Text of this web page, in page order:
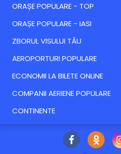
ORAȘE POPULARE - TOP
ORAȘE POPULARE - IASI
ZBORUL VISULUI TĂU
AEROPORTURI POPULARE
ECONOMII LA BILETE ONLINE
COMPANII AERIENE POPULARE
CONTINENTE